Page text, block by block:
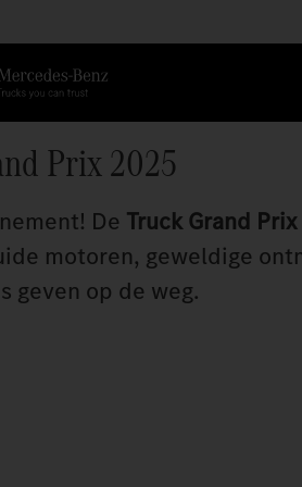
Prix 2025
De Truck Grand
motoren, geweldige
geven op de weg.